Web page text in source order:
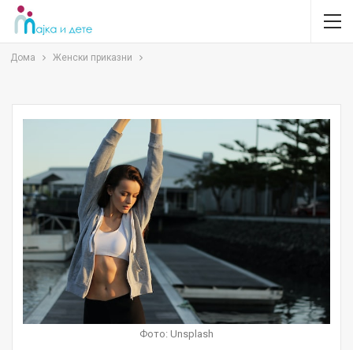
Дома Женски приказни
Фото: Unsplash